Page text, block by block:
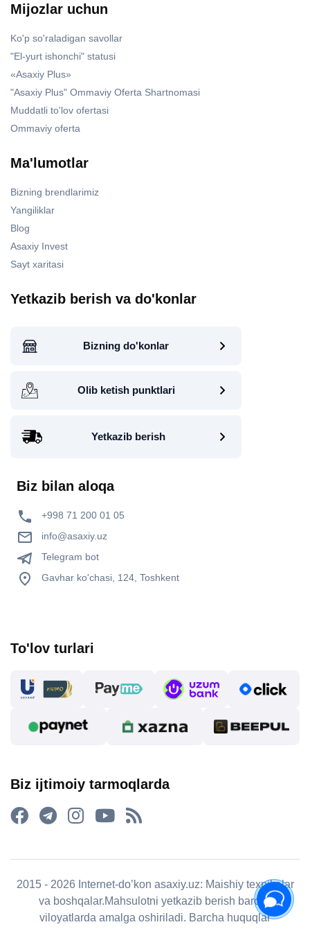
Mijozlar uchun
Ko'p so'raladigan savollar
"El-yurt ishonchi" statusi
«Asaxiy Plus»
"Asaxiy Plus" Ommaviy Oferta Shartnomasi
Muddatli to'lov ofertasi
Ommaviy oferta
Ma'lumotlar
Bizning brendlarimiz
Yangiliklar
Blog
Asaxiy Invest
Sayt xaritasi
Yetkazib berish va do'konlar
Bizning do'konlar
Olib ketish punktlari
Yetkazib berish
Biz bilan aloqa
+998 71 200 01 05
info@asaxiy.uz
Telegram bot
Gavhar ko'chasi, 124, Toshkent
To'lov turlari
Biz ijtimoiy tarmoqlarda
2015 - 2026 Internet-do’kon asaxiy.uz: Maishiy texnikalar
va boshqalar.Mahsulotni yetkazib berish barcha
viloyatlarda amalga oshiriladi. Barcha huquqlar